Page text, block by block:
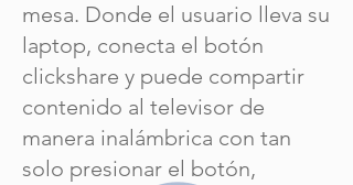
mesa. Donde el usuario lleva su
laptop, conecta el botón
clickshare y puede compartir
contenido al televisor de
manera inalámbrica con tan
solo presionar el botón,